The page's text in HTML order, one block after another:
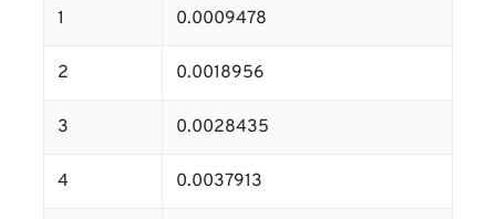
1 0.0009478
2 0.0018956
3 0.0028435
4 0.0037913